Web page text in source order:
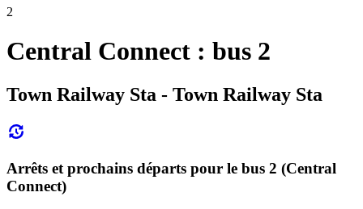
2
Central Connect : bus 2
Town Railway Sta - Town Railway Sta
Arrêts et prochains départs pour le bus 2 (Central
Connect)